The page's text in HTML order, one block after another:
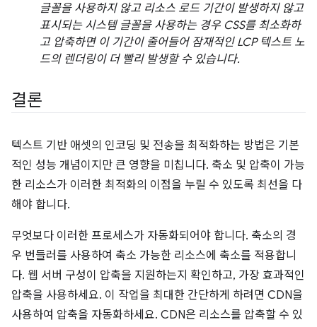
글꼴을 사용하지 않고 리소스 로드 기간이 발생하지 않고
표시되는 시스템 글꼴을 사용하는 경우 CSS를 최소화하
고 압축하면 이 기간이 줄어들어 잠재적인 LCP 텍스트 노
드의 렌더링이 더 빨리 발생할 수 있습니다.
결론
텍스트 기반 애셋의 인코딩 및 전송을 최적화하는 방법은 기본
적인 성능 개념이지만 큰 영향을 미칩니다. 축소 및 압축이 가능
한 리소스가 이러한 최적화의 이점을 누릴 수 있도록 최선을 다
해야 합니다.
무엇보다 이러한 프로세스가 자동화되어야 합니다. 축소의 경
우 번들러를 사용하여 축소 가능한 리소스에 축소를 적용합니
다. 웹 서버 구성이 압축을 지원하는지 확인하고, 가장 효과적인
압축을 사용하세요. 이 작업을 최대한 간단하게 하려면 CDN을
사용하여 압축을 자동화하세요. CDN은 리소스를 압축할 수 있